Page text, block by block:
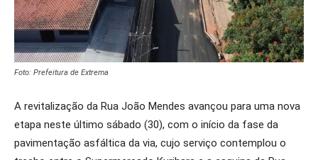
Foto: Prefeitura de Extrema
A revitalização da Rua João Mendes avançou para uma nova
etapa neste último sábado (30), com o início da fase da
pavimentação asfáltica da via, cujo serviço contemplou o